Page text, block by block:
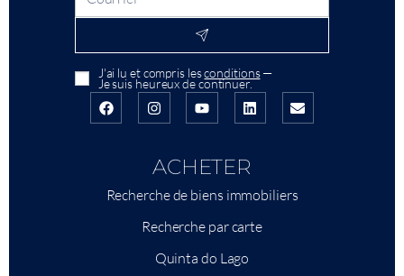
J'ai lu et compris lesconditions—
Je suis heureux de continuer.
ACHETER
Recherche de biens immobiliers
Recherche par carte
Quinta do Lago